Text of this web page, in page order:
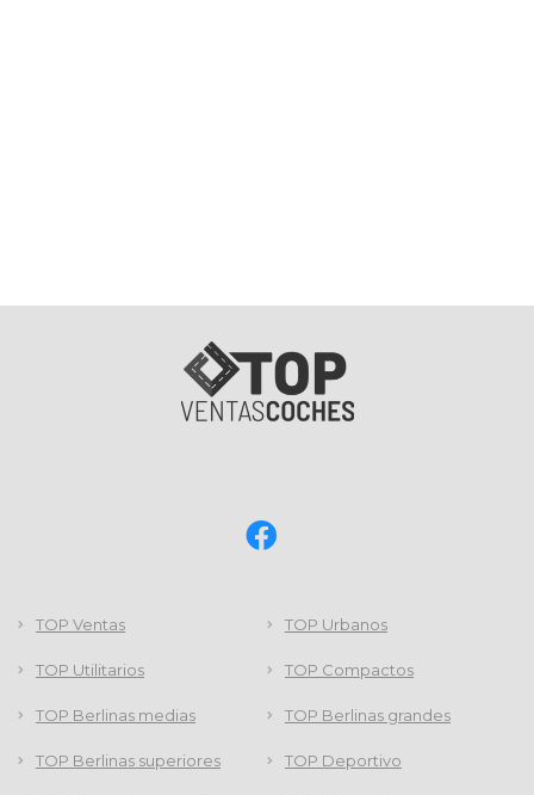
TOP Ventas TOP Urbanos
TOP Utilitarios TOP Compactos
TOP Berlinas medias TOP Berlinas grandes
TOP Berlinas superiores TOP Deportivo